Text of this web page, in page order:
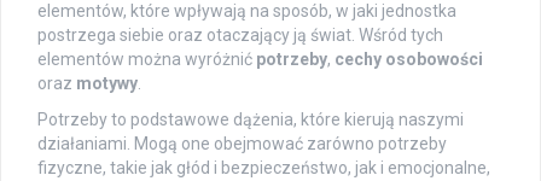
elementów, które wpływają na sposób, w jaki jednostka
postrzega siebie oraz otaczający ją świat. Wśród tych
elementów można wyróżnić potrzeby, cechy osobowości
oraz motywy.
Potrzeby to podstawowe dążenia, które kierują naszymi
działaniami. Mogą one obejmować zarówno potrzeby
fizyczne, takie jak głód i bezpieczeństwo, jak i emocjonalne,